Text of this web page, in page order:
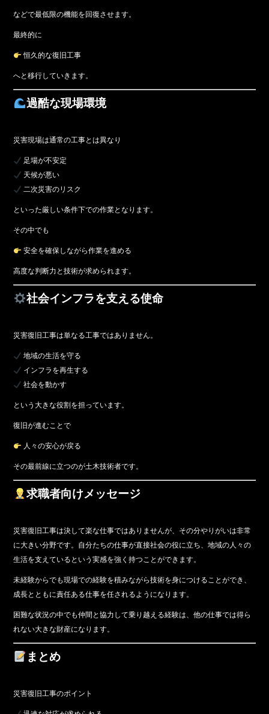
などで最低限の機能を回復させます。
最終的に
恒久的な復旧工事
へと移行していきます。
過酷な現場環境
災害現場は通常の工事とは異なり
足場が不安定
天候が悪い
二次災害のリスク
といった厳しい条件下での作業となります。
その中でも
安全を確保しながら作業を進める
高度な判断力と技術が求められます。
社会インフラを支える使命
災害復旧工事は単なる工事ではありません。
地域の生活を守る
インフラを再生する
社会を動かす
という大きな役割を担っています。
復旧が進むことで
人々の安心が戻る
その最前線に立つのが土木技術者です。
求職者向けメッセージ
災害復旧工事は決して楽な仕事ではありませんが、その分やりがいは非常
に大きい分野です。自分たちの仕事が直接社会の役に立ち、地域の人々の
生活を支えているという実感を強く持つことができます。
未経験からでも現場での経験を積みながら技術を身につけることができ、
成長とともに責任ある仕事を任されるようになります。
困難な状況の中でも仲間と協力して乗り越える経験は、他の仕事では得ら
れない大きな財産になります。
まとめ
災害復旧工事のポイント